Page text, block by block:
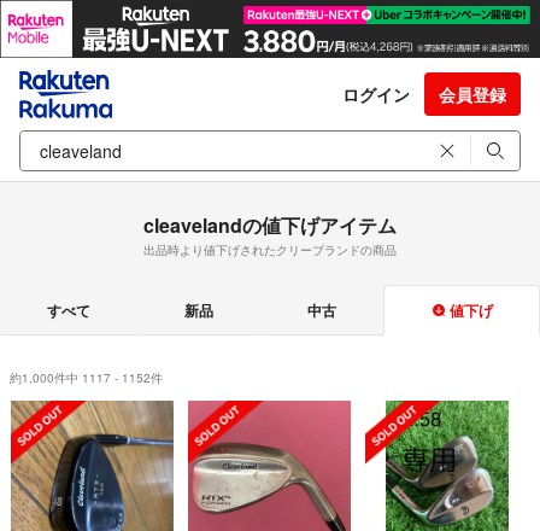
ログイン 会員登録
cleavelandの値下げアイテム
出品時より値下げされたクリーブランドの商品
すべて 新品 中古 値下げ
約1,000件中 1117 - 1152件